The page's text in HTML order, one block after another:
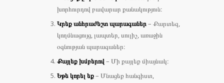
խորհուրդով բավարար քանակություն։
Կրեք անհրաժեշտ պարագաներ– Քարտեզ,
կողմնացույց, լապտեր, սուլիչ, առաջին
օգնության պարագաներ։
Քայլեք խմբերով – Մի քայլեք միայնակ։
Եթե կորել եք– Մնացեք հանգիստ,